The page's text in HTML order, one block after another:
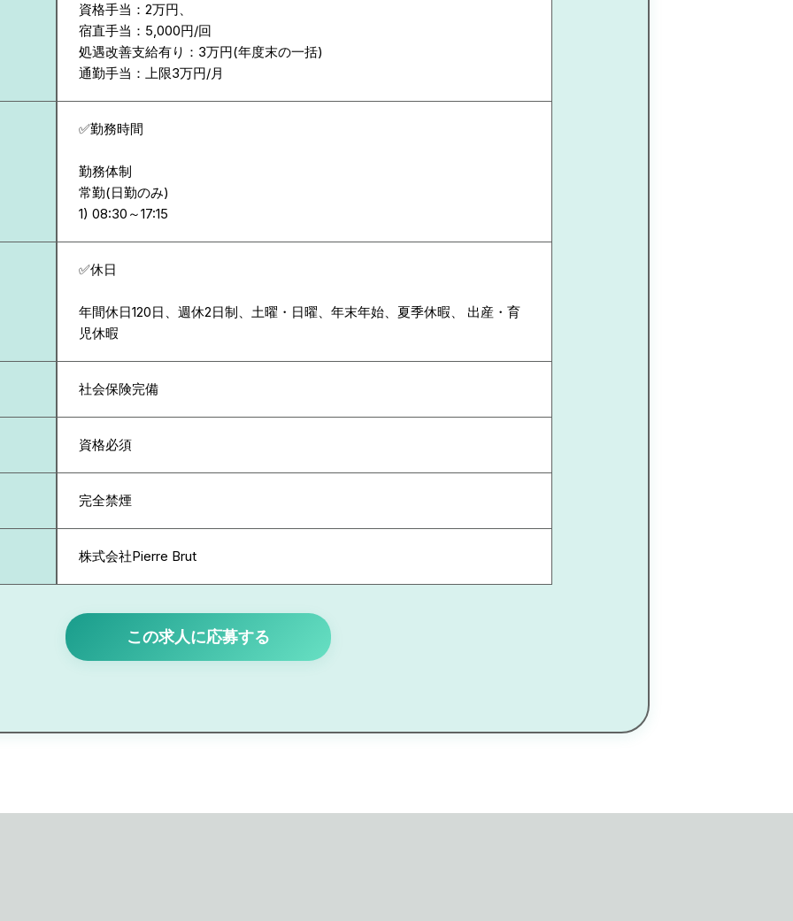
資格手当：2万円、
宿直手当：5,000円/回
処遇改善支給有り：3万円(年度末の一括)
通勤手当：上限3万円/月
✅勤務時間
勤務体制
常勤(日勤のみ)
✅休日
年間休日120日、週休2日制、土曜・日曜、年末年始、夏季休暇、 出産・育
児休暇
社会保険完備
資格必須
完全禁煙
株式会社Pierre Brut
この求人に応募する